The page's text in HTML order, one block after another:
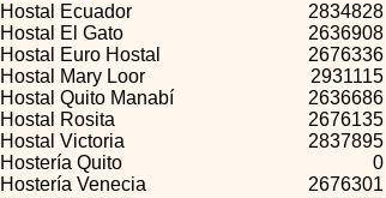
Hostal Ecuador
Hostal El Gato
Hostal Euro Hostal
Hostal Mary Loor
Hostal Quito Manabí
Hostal Rosita
Hostal Victoria
Hostería Quito
Hostería Venecia
2834828
2636908
2676336
2931115
2636686
2676135
2837895
0
2676301